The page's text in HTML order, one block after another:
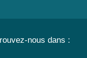
nous dans :